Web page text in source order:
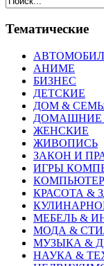
Тематические
АНИМЕ
БИЗНЕС
ДЕТСКИЕ
ДОМ &
ДОМАШНИЕ
ЖЕНСКИЕ
ЖИВОПИСЬ
ЗАКОН И
ИГРЫ
КРАСОТА &
МЕБЕЛЬ &
МОДА &
МУЗЫКА &
НАУКА &